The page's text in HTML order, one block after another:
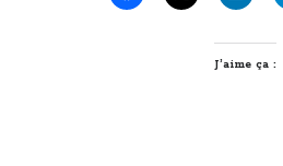
J’aime ça :